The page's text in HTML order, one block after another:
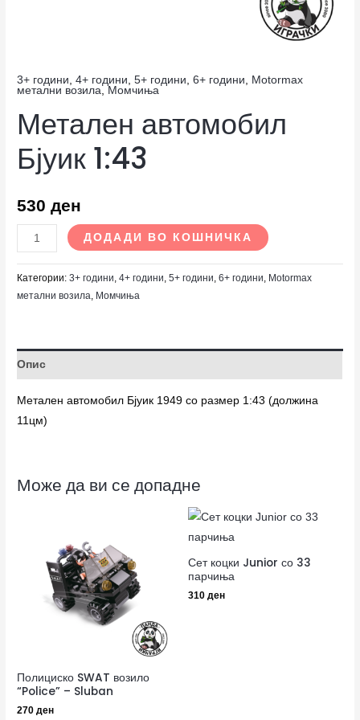
3+ години,4+ години,5+ години,6+ години, Motormax
метални возила, Момчиња
Метален автомобил
Бјуик 1:43
530ден
ДОДАДИ ВО КОШНИЧКА
Категории:3+ години,4+ години,5+ години,6+ години, Motormax
метални возила, Момчиња
Опис
Метален автомобил Бјуик 1949 со размер 1:43 (должина
11цм)
Може да ви се допадне
Полициско SWAT возило
“Police” – Sluban
270ден
Сет коцки Junior со 33
парчиња
310 ден